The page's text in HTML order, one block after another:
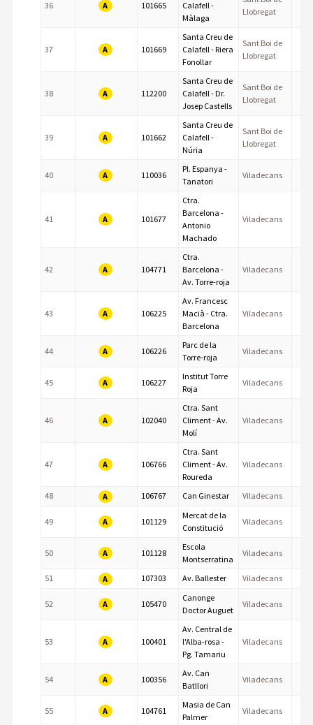
36 A 101665
Calafell -
Màlaga
Llobregat
37 A 101669
Santa Creu de
Calafell - Riera
Fonollar
Sant Boi de
Llobregat
38 A 112200
Santa Creu de
Calafell - Dr.
Josep Castells
Sant Boi de
Llobregat
39 A 101662
Santa Creu de
Calafell -
Núria
Sant Boi de
Llobregat
40 A 110036
Pl. Espanya -
Tanatori
Viladecans
41 A 101677
Ctra.
Barcelona -
Antonio
Machado
Viladecans
42 A 104771
Ctra.
Barcelona -
Av. Torre-roja
Viladecans
43 A 106225
Av. Francesc
Macià - Ctra.
Barcelona
Viladecans
44 A 106226
Parc de la
Torre-roja
Viladecans
45 A 106227
Institut Torre
Roja
Viladecans
46 A 102040
Ctra. Sant
Climent - Av.
Molí
Viladecans
47 A 106766
Ctra. Sant
Climent - Av.
Roureda
Viladecans
48 A 106767 Can Ginestar Viladecans
49 A 101129
Mercat de la
Constitució
Viladecans
50 A 101128
Escola
Montserratina
Viladecans
51 A 107303 Av. Ballester Viladecans
52 A 105470
Canonge
Doctor Auguet
Viladecans
53 A 100401
Av. Central de
l'Alba-rosa -
Pg. Tamariu
Viladecans
54 A 100356
Av. Can
Batllori
Viladecans
55 A 104761
Masia de Can
Palmer
Viladecans